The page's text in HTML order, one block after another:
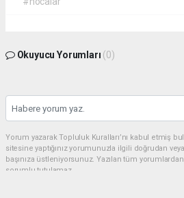
Okuyucu Yorumları (0)
Yorum yazarak Topluluk Kuralları’nı kabul etmiş
sitesine yaptığınız yorumunuzla ilgili doğrudan
başınıza üstleniyorsunuz. Yazılan tüm
sorumlu tutulamaz.